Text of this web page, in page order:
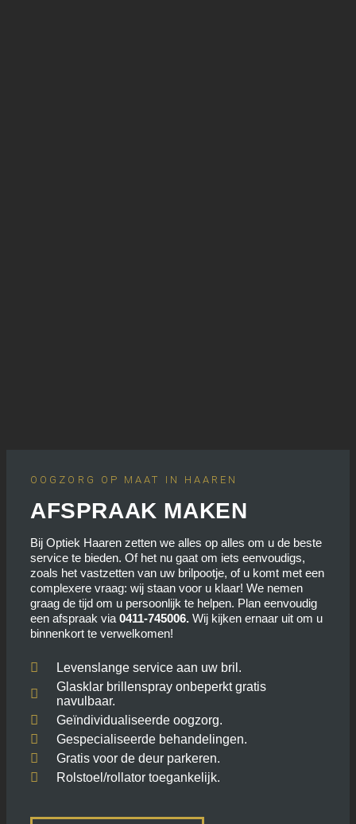
OOGZORG OP MAAT IN HAAREN
AFSPRAAK MAKEN
Bij Optiek Haaren zetten we alles op alles om u de beste
service te bieden. Of het nu gaat om iets eenvoudigs,
zoals het vastzetten van uw brilpootje, of u komt met een
complexere vraag: wij staan voor u klaar! We nemen
graag de tijd om u persoonlijk te helpen. Plan eenvoudig
een afspraak via 0411-745006. Wij kijken ernaar uit om u
binnenkort te verwelkomen!
Levenslange service aan uw bril.
Glasklar brillenspray onbeperkt gratis
navulbaar.
Geïndividualiseerde oogzorg.
Gespecialiseerde behandelingen.
Gratis voor de deur parkeren.
Rolstoel/rollator toegankelijk.